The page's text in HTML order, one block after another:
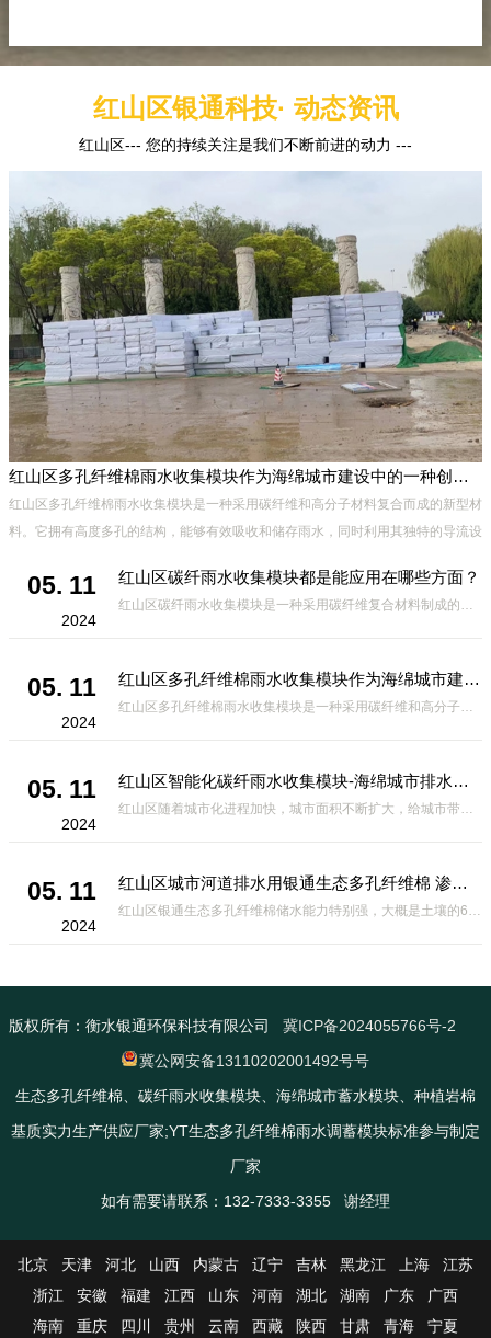
红山区银通科技· 动态资讯
红山区--- 您的持续关注是我们不断前进的动力 ---
红山区多孔纤维棉雨水收集模块作为海绵城市建设中的一种创新材料
红山区多孔纤维棉雨水收集模块是一种采用碳纤维和高分子材料复合而成的新型材
料。它拥有高度多孔的结构，能够有效吸收和储存雨水，同时利用其独特的导流设
05. 11
2024
红山区碳纤雨水收集模块都是能应用在哪些方面？
红山区碳纤雨水收集模块是一种采用碳纤维复合材料制成的雨水收集装置，具有*、环保、可持续等诸多优点。这种模块的设计独特，结构轻巧且强度高，耐腐蚀，能够在各种环境条件下稳定运行。其广泛的应用领域不仅体现在城市规
05. 11
2024
红山区多孔纤维棉雨水收集模块作为海绵城市建设中的一种创新材料
红山区多孔纤维棉雨水收集模块是一种采用碳纤维和高分子材料复合而成的新型材料。它拥有高度多孔的结构，能够有效吸收和储存雨水，同时利用其独特的导流设计，将雨水迅速排出，有效防止城市内涝的发生。此外，该材料还具有
05. 11
2024
红山区智能化碳纤雨水收集模块-海绵城市排水蓄水系统的优选项
红山区随着城市化进程加快，城市面积不断扩大，给城市带来的问题也随之增加。其中之一就是水资源的短缺。雨水收集是一种解决城市水资源短缺的有效途径。在雨水收集技术中，智能化碳纤雨水收集模块的出现，为解决城市水资源
05. 11
2024
红山区城市河道排水用银通生态多孔纤维棉 渗透性好重量轻
红山区银通生态多孔纤维棉储水能力特别强，大概是土壤的6倍，所以在下暴雨或者是严重的雨雪天气时，能将降水量很好的吸收掉，到了天气晴朗之后又会将这些水分蒸发到空气中。这种材料在绿化环保上能起到很大的作用，能够大
版权所有：衡水银通环保科技有限公司
冀ICP备2024055766号-2
冀公网安备13110202001492号号
生态多孔纤维棉、碳纤雨水收集模块、海绵城市蓄水模块、种植岩棉
基质实力生产供应厂家;YT生态多孔纤维棉雨水调蓄模块标准参与制定
厂家
如有需要请联系：132-7333-3355 谢经理
北京 天津 河北 山西 内蒙古 辽宁 吉林 黑龙江 上海
江苏
浙江
安徽 福建 江西 山东 河南 湖北 湖南 广东
广西
海南
重庆 四川 贵州 云南 西藏 陕西 甘肃 青海 宁夏